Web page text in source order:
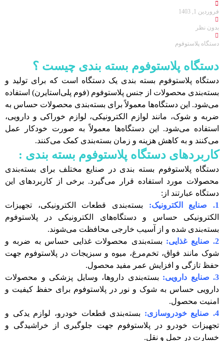
فروردین 1, 1403
بدون نظر
دستگاه پلاستوفوم
دستگاه پلاستوفوم بسته بندی چیست ؟
دستگاه پلاستوفوم بسته بندی یک دستگاه است که برای تولید و
بسته‌بندی محصولات از جنس پلاستوفوم (فوم پلی‌استایرن) استفاده
می‌شود. این دستگاه‌ها معمولاً برای بسته‌بندی محصولات حساس به
ضربه و شوک، مانند لوازم الکترونیکی، لوازم خوراکی و دارویی،
استفاده می‌شود. این دستگاه‌ها معمولاً به صورت خودکار عمل
می‌کنند و به کاهش هزینه و زمان بسته‌بندی کمک می‌کنند.
کاربردهای دستگاه پلاستوفوم بسته بندی :
دستگاه پلاستوفوم بسته‌ بندی در صنایع مختلف برای بسته‌بندی
محصولات مورد استفاده قرار می‌گیرد. برخی از کاربردهای این
دستگاه عبارتند از:
1. صنایع الکترونیک:
بسته‌بندی قطعات الکترونیکی، تجهیزات
الکترونیکی حساس و دستگاه‌های الکترونیکی در پلاستوفوم
بسته‌بندی شده و از آسیب خارجی محافظت می‌شوند.
2. صنایع غذایی:
بسته‌بندی محصولات غذایی حساس به ضربه و
شوک مانند فواق، تخم‌مرغ، میوه و سبزیجات در پلاستوفوم جهت
حفظ تازگی و افزایش عمر مفید محصول.
3. صنایع دارویی:
بسته‌بندی داروها، وسایل پزشکی و محصولات
دارویی حساس به شوک و نور در پلاستوفوم برای حفظ کیفیت و
امنیت محصول.
4. صنایع خودروسازی:
بسته‌بندی قطعات خودرو، لوازم یدکی و
تجهیزات خودرو در پلاستوفوم جهت جلوگیری از خراشیدگی و
خسارت در حمل و نقل.